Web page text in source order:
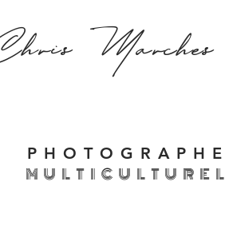
PHOTOGRAPHE
MULTICULTUREL
Marches